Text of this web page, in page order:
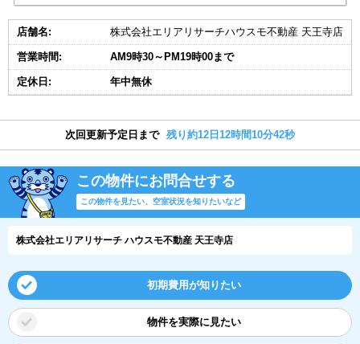
店舗名: 株式会社エリアリサーチハウスモ不動産 天王寺店
営業時間: AM9時30～PM19時00まで
定休日: 年中無休
次回更新予定日まで 残り約12日12時間10分42秒
この物件にお問合せする
この物件を見たい、空室状況を知りたいなど
株式会社エリアリサーチ ハウスモ不動産 天王寺店
初期費用が知りたい
物件を実際に見たい